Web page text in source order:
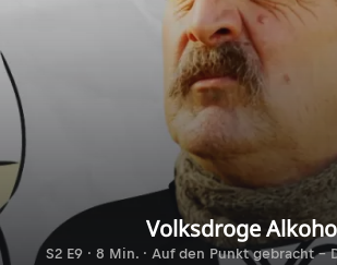
Volksdroge
S2 E9 · 8 Min. · Auf den Punkt gebracht -